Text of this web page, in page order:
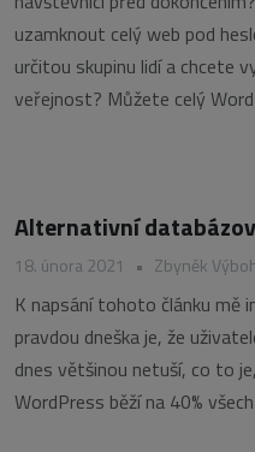
uzamknout celý web pod
určitou skupinu lidí a chcete
veřejnost? Můžete celý
Alternativní
18. února 2021 • Zbyněk
K napsání tohoto článku mě
pravdou dneška je, že
dnes většinou netuší, co to
WordPress běží na 40%